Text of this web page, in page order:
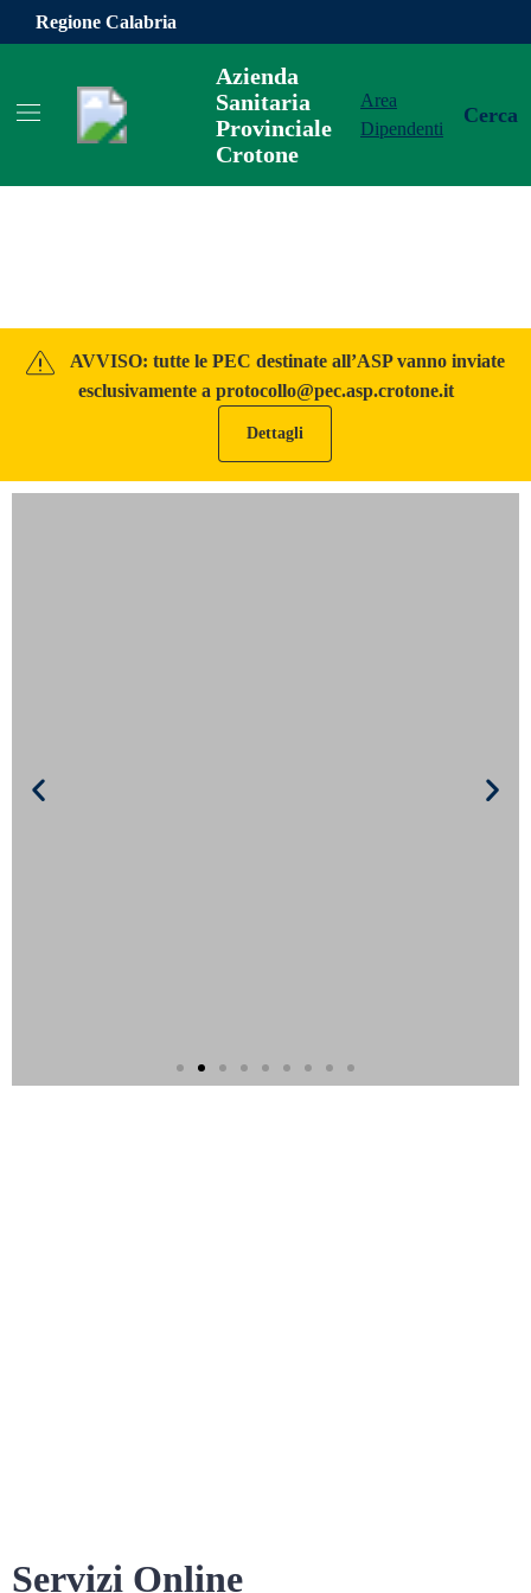
Vai ai contenuti
Vai al footer
Regione Calabria
Azienda
Sanitaria
Provinciale
Crotone
Area
Dipendenti
Cerca
Azienda Sanitaria Provinciale
Contenuti in evidenza
AVVISO: tutte le PEC destinate all’ASP vanno inviate
esclusivamente a protocollo@pec.asp.crotone.it
Dettagli
Servizi Online